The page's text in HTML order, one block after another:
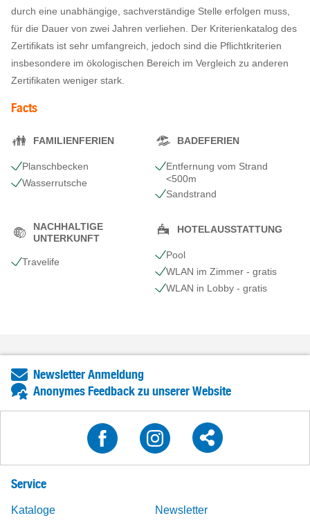
durch eine unabhängige, sachverständige Stelle erfolgen muss,
für die Dauer von zwei Jahren verliehen. Der Kriterienkatalog des
Zertifikats ist sehr umfangreich, jedoch sind die Pflichtkriterien
insbesondere im ökologischen Bereich im Vergleich zu anderen
Zertifikaten weniger stark.
Facts
FAMILIENFERIEN
Planschbecken
Wasserrutsche
BADEFERIEN
Entfernung vom Strand
<500m
Sandstrand
NACHHALTIGE
UNTERKUNFT
Travelife
HOTELAUSSTATTUNG
Pool
WLAN im Zimmer - gratis
WLAN in Lobby - gratis
Newsletter Anmeldung
Anonymes Feedback zu unserer Website
Service
Kataloge
Newsletter